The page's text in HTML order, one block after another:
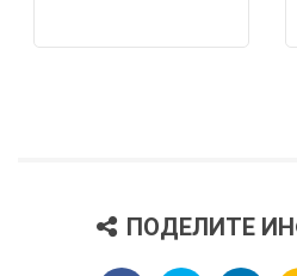
ПОДЕЛИТЕ